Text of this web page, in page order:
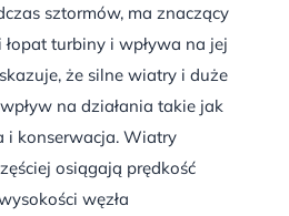
sztormów, ma znaczący
turbiny i wpływa na jej
że silne wiatry i duże
na działania takie jak
i konserwacja. Wiatry
osiągają prędkość
węzła